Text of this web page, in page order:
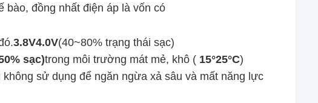
bào, đồng nhất điện áp là vốn có
3.8V4.0V(40~80% trạng thái sạc)
sạc)trong môi trường mát mẻ, khô ( 15°25°C)
không sử dụng để ngăn ngừa xả sâu và mất năng lực